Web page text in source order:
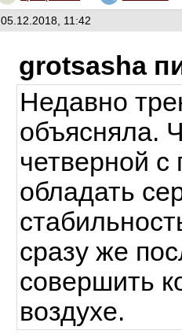
05.12.2018, 11:42
grotsasha
Недавно
объясняла.
четверной с
обладать
сразу же
совершить
воздухе.